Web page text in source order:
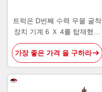
트럭은 D번째 수력 우물 굴착
장치 기계 6 Ｘ 4를 탑재했습
니다
가장 좋은 가격 을 구하라